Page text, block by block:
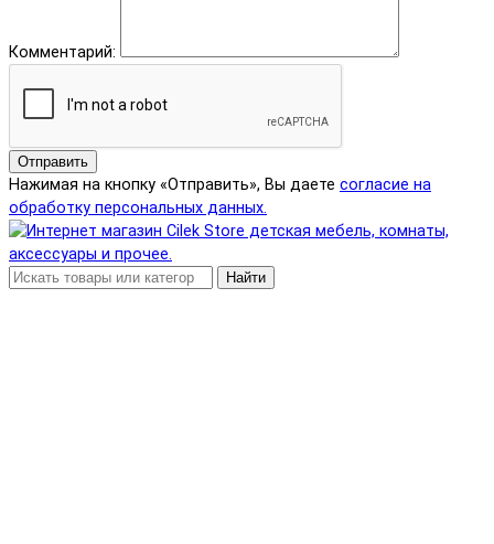
Комментарий:
Отправить
Нажимая на кнопку «Отправить», Вы даете согласие на
обработку персональных данных.
Найти